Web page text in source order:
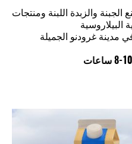
والزبدة اللبنة ومنتجات
البيلاروسية
مدينة غرودنو الجميلة